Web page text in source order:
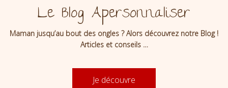
Le Blog Apersonnaliser
Maman jusqu’au bout des ongles ? Alors découvrez notre Blog !
Articles et conseils …
Je découvre